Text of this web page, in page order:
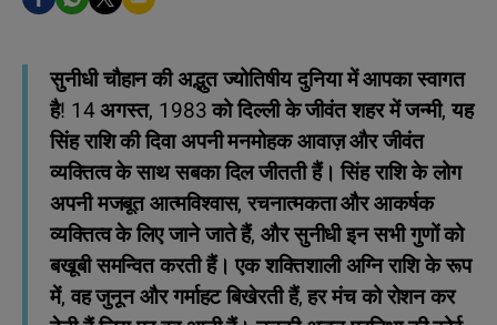
सुनीधी चौहान की अद्भुत ज्योतिषीय दुनिया में आपका स्वागत
है! 14 अगस्त, 1983 को दिल्ली के जीवंत शहर में जन्मी, यह
सिंह राशि की दिवा अपनी मनमोहक आवाज़ और जीवंत
व्यक्तित्व के साथ सबका दिल जीतती हैं। सिंह राशि के लोग
अपनी मजबूत आत्मविश्वास, रचनात्मकता और आकर्षक
व्यक्तित्व के लिए जाने जाते हैं, और सुनीधी इन सभी गुणों को
बखूबी समन्वित करती हैं। एक शक्तिशाली अग्नि राशि के रूप
में, वह जुनून और गर्माहट बिखेरती हैं, हर मंच को रोशन कर